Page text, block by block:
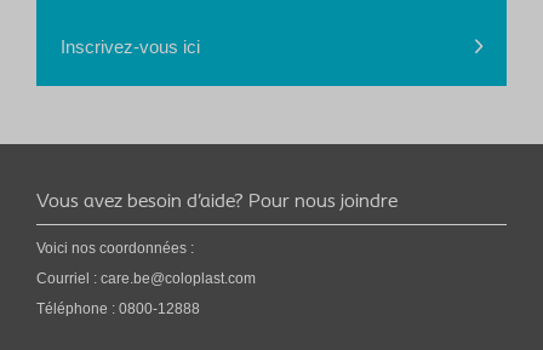
Inscrivez-vous ici
Vous avez besoin d’aide? Pour nous joindre
Voici nos coordonnées :
Courriel : care.be@coloplast.com
Téléphone : 0800-12888